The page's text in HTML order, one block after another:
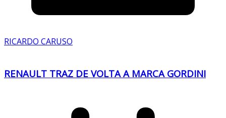
RICARDO CARUSO
RENAULT TRAZ DE VOLTA A MARCA GORDINI